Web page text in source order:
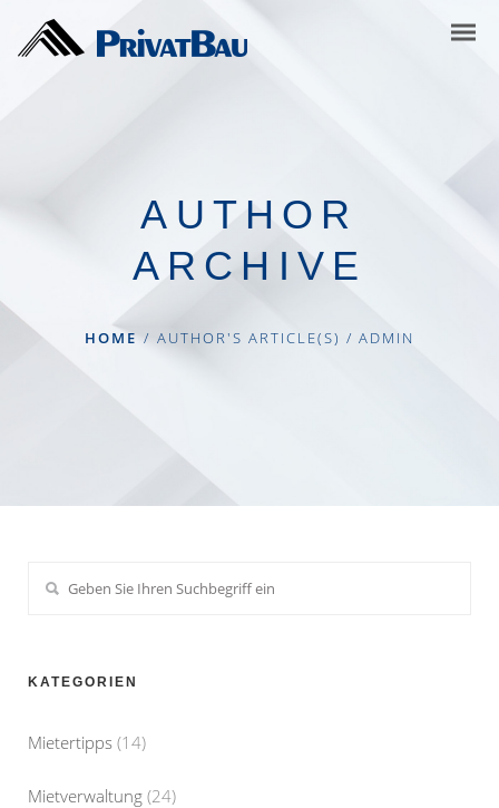
AUTHOR
ARCHIVE
HOME / AUTHOR'S ARTICLE(S) / ADMIN
KATEGORIEN
Mietertipps (14)
Mietverwaltung (24)